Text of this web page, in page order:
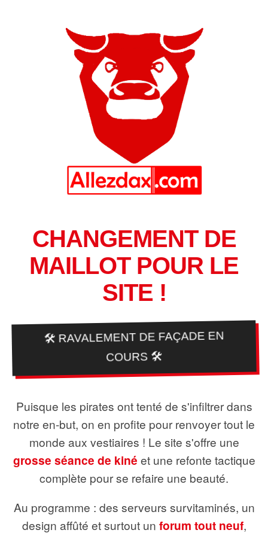
CHANGEMENT DE
MAILLOT POUR LE
SITE !
🛠️ RAVALEMENT DE FAÇADE EN
COURS 🛠️
Puisque les pirates ont tenté de s'infiltrer dans
notre en-but, on en profite pour renvoyer tout le
monde aux vestiaires ! Le site s'offre une
grosse séance de kiné et une refonte tactique
complète pour se refaire une beauté.
Au programme : des serveurs survitaminés, un
design affûté et surtout un forum tout neuf,